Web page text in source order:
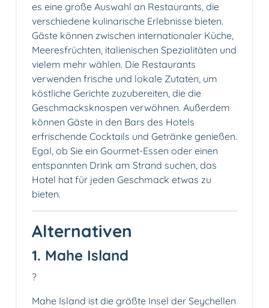
es eine große Auswahl an Restaurants, die
verschiedene kulinarische Erlebnisse bieten.
Gäste können zwischen internationaler Küche,
Meeresfrüchten, italienischen Spezialitäten und
vielem mehr wählen. Die Restaurants
verwenden frische und lokale Zutaten, um
köstliche Gerichte zuzubereiten, die die
Geschmacksknospen verwöhnen. Außerdem
können Gäste in den Bars des Hotels
erfrischende Cocktails und Getränke genießen.
Egal, ob Sie ein Gourmet-Essen oder einen
entspannten Drink am Strand suchen, das
Hotel hat für jeden Geschmack etwas zu
bieten.
Alternativen
1. Mahe Island
?
Mahe Island ist die größte Insel der Seychellen